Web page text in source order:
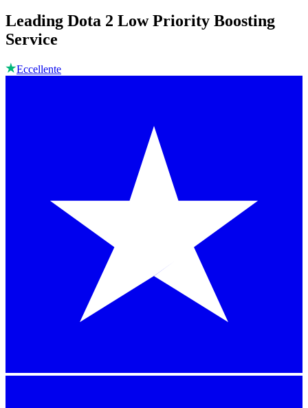
Leading Dota 2 Low Priority Boosting
Service
Eccellente